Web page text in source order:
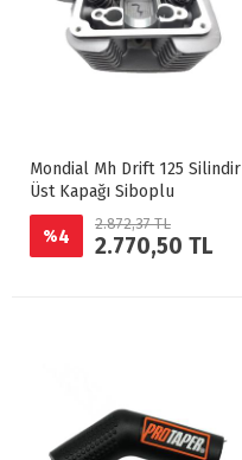
Mondial Mh Drift 125 Silindir
Üst Kapağı Siboplu
%4
2.872,37 TL
2.770,50 TL